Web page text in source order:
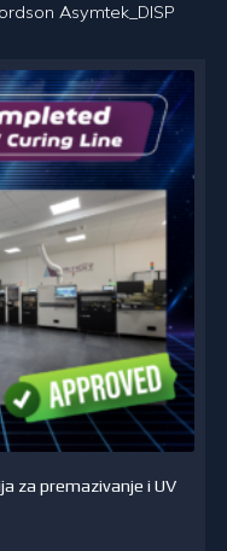
Asymtek_DISP
za premazivanje i UV